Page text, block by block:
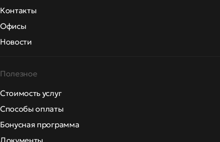
Контакты
Офисы
Новости
Полезное
Стоимость услуг
Способы оплаты
Бонусная программа
Документы